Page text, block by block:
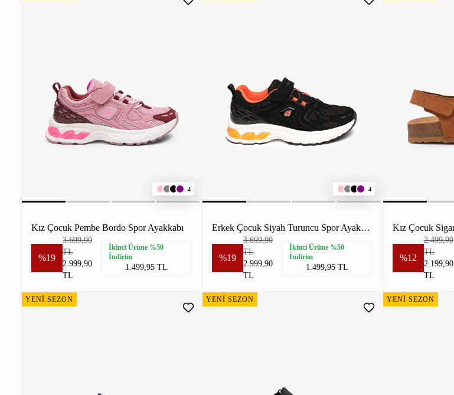
4
Kız Çocuk Pembe Bordo Spor Ayakkabı
%19
3.699,90
TL
2.999,90
TL
İkinci Ürüne %50
İndirim
1.499,95 TL
4
Erkek Çocuk Siyah Turuncu Spor Ayakkabı
%19
3.699,90
TL
2.999,90
TL
İkinci Ürüne %50
İndirim
1.499,95 TL
%12
2.499,90
TL
2.199,90
TL
YENİ SEZON YENİ SEZON YENİ SEZON